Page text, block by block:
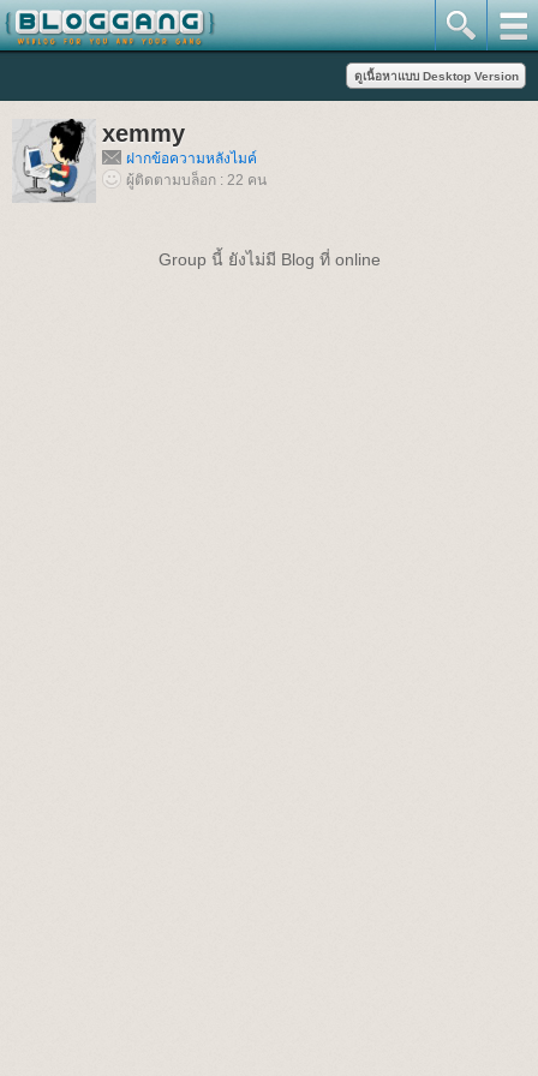
xemmy
ฝากข้อความหลังไมค์
ผู้ติดตามบล็อก : 22 คน
Group นี้ ยังไม่มี Blog ที่ online